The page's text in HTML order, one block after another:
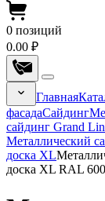
0 позиций
0.00 ₽
Главная
фасадаСайдинг
сайдинг Grand
Металлический
доска XL
доска XL RAL